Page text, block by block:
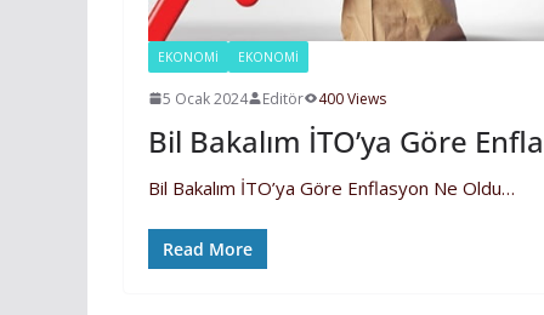
EKONOMI EKONOMİ
5 Ocak 2024 Editör 400 Views
Bil Bakalım İTO’ya Göre
Bil Bakalım İTO’ya Göre Enflasyon Ne Oldu…
Read More